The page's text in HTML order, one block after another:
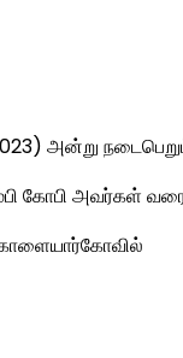
அன்று
கோபி அவர்கள்